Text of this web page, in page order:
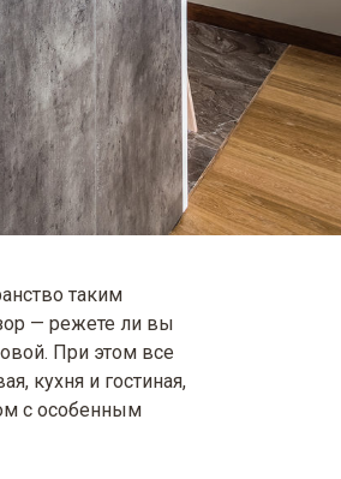
таким
— режете ли вы
При этом все
кухня и гостиная,
с особенным